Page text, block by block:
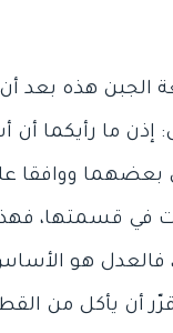
الجبن هذه بعد
إذن ما رأيكما
ووافقا
في قسمتها،
هو
أن يأكل من